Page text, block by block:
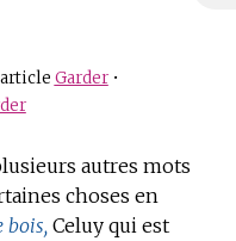
Garder•
autres mots
choses en
bois, Celuy qui est